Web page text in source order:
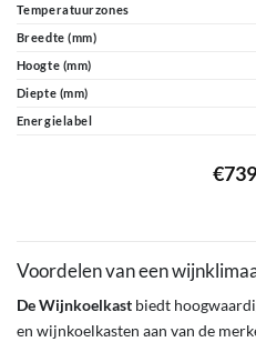
Temperatuurzones
Breedte (mm)
Hoogte (mm)
Diepte (mm)
Energielabel
€
Voordelen van een
De Wijnkoelkast biedt
en wijnkoelkasten aan van de